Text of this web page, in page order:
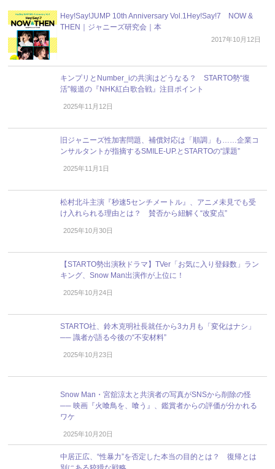
Hey!Say!JUMP 10th Anniversary Vol.1Hey!Say!7 NOW &
THEN｜ジャニーズ研究会｜本
2017年10月12日
キンプリとNumber_iの共演はどうなる？ STARTO勢“復
活”報道の『NHK紅白歌合戦』注目ポイント
2025年11月12日
旧ジャニーズ性加害問題、補償対応は「順調」も……企業コ
ンサルタントが指摘するSMILE-UP.とSTARTOの“課題”
2025年11月1日
松村北斗主演『秒速5センチメートル』、アニメ未見でも受
け入れられる理由とは？ 賛否から紐解く“改変点”
2025年10月30日
【STARTO勢出演秋ドラマ】TVer「お気に入り登録数」ラン
キング、Snow Man出演作が上位に！
2025年10月24日
STARTO社、鈴木克明社長就任から3カ月も「変化はナシ」
── 識者が語る今後の“不安材料”
2025年10月23日
Snow Man・宮舘涼太と共演者の写真がSNSから削除の怪
── 映画『火喰鳥を、喰う』、鑑賞者からの評価が分かれる
ワケ
2025年10月20日
中居正広、“性暴力”を否定した本当の目的とは？ 復帰とは